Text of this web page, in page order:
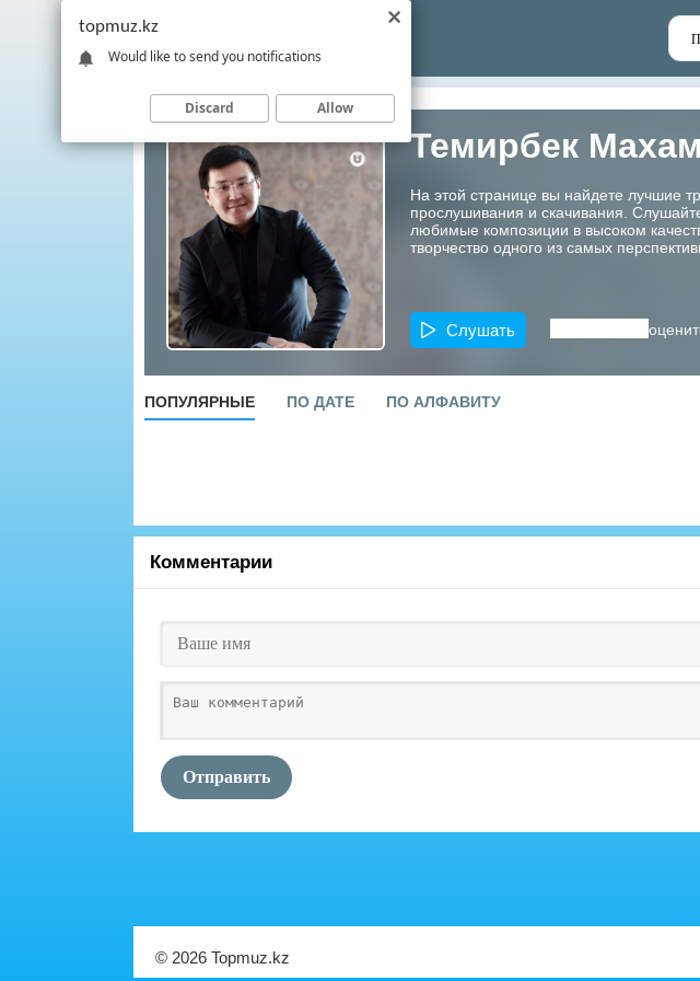
Темирбек
На этой странице вы найдете лучшие
прослушивания и скачивания.
любимые композиции в высоком
творчество одного из самых
Слушать
ПОПУЛЯРНЫЕ ПО ДАТЕ ПО АЛФАВИТУ
Комментарии
Отправить
© 2026 Topmuz.kz
topmuz.kz
Would like to send you notifications
Discard Allow